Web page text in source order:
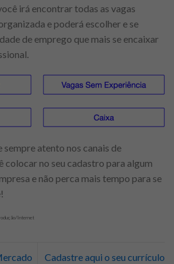
irá encontrar todas as vagas
e poderá escolher e se
de emprego que mais se encaixar
sempre atento nos canais de
colocar no seu cadastro para algum
e não perca mais tempo para se
Internet
Cadastre aqui o seu currículo